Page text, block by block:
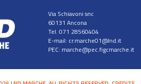
Via Schiavoni snc
60131 Ancona
Tel. 071 28560404
E-mail: cr.marche01@lnd.it
PEC: marche@pec.figcmarche.it